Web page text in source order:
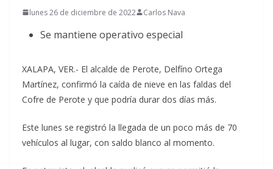
lunes 26 de diciembre de 2022 Carlos Nava
Se mantiene operativo especial
XALAPA, VER.- El alcalde de Perote, Delfíno Ortega
Martínez, confirmó la caída de nieve en las faldas del
Cofre de Perote y que podría durar dos días más.
Este lunes se registró la llegada de un poco más de 70
vehículos al lugar, con saldo blanco al momento.